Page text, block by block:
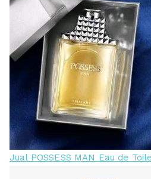
Jual POSSESS MAN Eau de